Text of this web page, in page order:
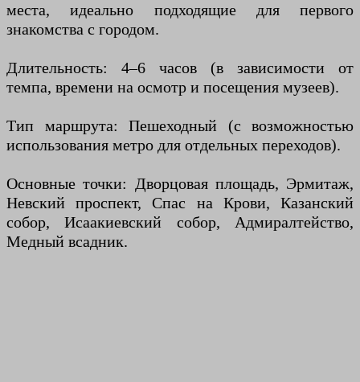
места, идеально подходящие для первого
знакомства с городом.
Длительность: 4–6 часов (в зависимости от
темпа, времени на осмотр и посещения музеев).
Тип маршрута: Пешеходный (с возможностью
использования метро для отдельных переходов).
Основные точки: Дворцовая площадь, Эрмитаж,
Невский проспект, Спас на Крови, Казанский
собор, Исаакиевский собор, Адмиралтейство,
Медный всадник.